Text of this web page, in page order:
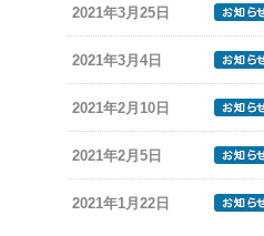
2021年3月25日
2021年3月4日
2021年2月10日
2021年2月5日
2021年1月22日